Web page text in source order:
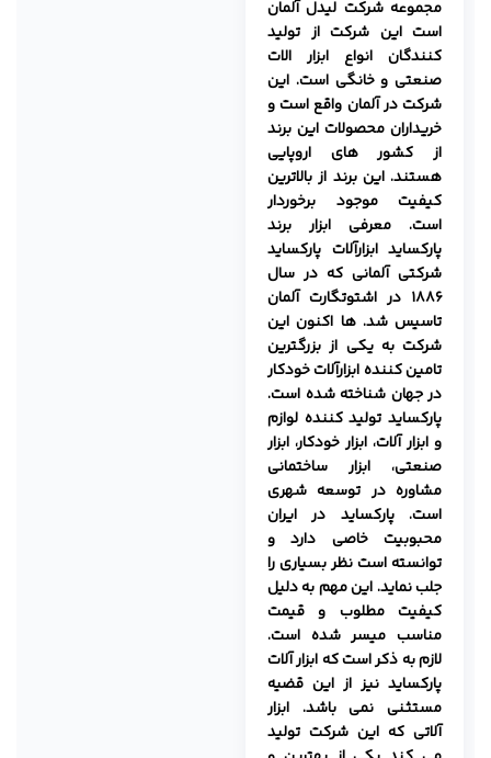
مجموعه شرکت لیدل آلمان
است این شرکت از تولید
کنندگان انواع ابزار الات
صنعتی و خانگی است. این
شرکت در آلمان واقع است و
خریداران محصولات این برند
از کشور های اروپایی
هستند. این برند از بالاترین
کیفیت موجود برخوردار
است.
معرفی ابزار برند
پارکساید ابزارآلات پارکساید
شرکتی آلمانی که در سال
۱۸۸۶ در اشتوتگارت آلمان
تاسیس شد. ها اکنون این
شرکت به یکی از بزرگترین
تامین کننده ابزارآلات خودکار
در جهان شناخته شده است.
پارکساید تولید کننده لوازم
و ابزار آلات، ابزار خودکار، ابزار
صنعتی، ابزار ساختمانی
مشاوره در توسعه شهری
است. پارکساید در ایران
محبوبیت خاصی دارد و
توانسته است نظر بسیاری را
جلب نماید. این مهم به دلیل
کیفیت مطلوب و قیمت
مناسب میسر شده است.
لازم به ذکر است که ابزار آلات
پارکساید نیز از این قضیه
مستثنی نمی باشد. ابزار
آلاتی که این شرکت تولید